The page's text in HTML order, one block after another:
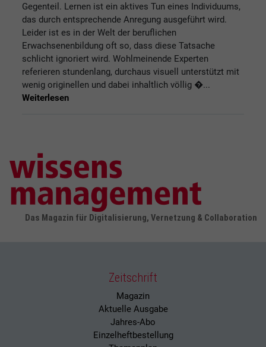
Gegenteil. Lernen ist ein aktives Tun eines Individuums,
das durch entsprechende Anregung ausgeführt wird.
Leider ist es in der Welt der beruflichen
Erwachsenenbildung oft so, dass diese Tatsache
schlicht ignoriert wird. Wohlmeinende Experten
referieren stundenlang, durchaus visuell unterstützt mit
wenig originellen und dabei inhaltlich völlig �...
Weiterlesen
Das Magazin für Digitalisierung, Vernetzung & Collaboration
Zeitschrift
Magazin
Aktuelle Ausgabe
Jahres-Abo
Einzelheftbestellung